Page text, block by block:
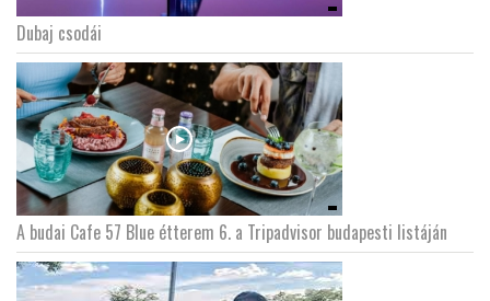
Dubaj csodái
A budai Cafe 57 Blue étterem 6. a Tripadvisor budapesti listáján